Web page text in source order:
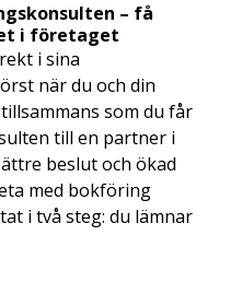
– få
i företaget
i sina
när du och din
som du får
till en partner i
beslut och ökad
med bokföring
i två steg: du lämnar